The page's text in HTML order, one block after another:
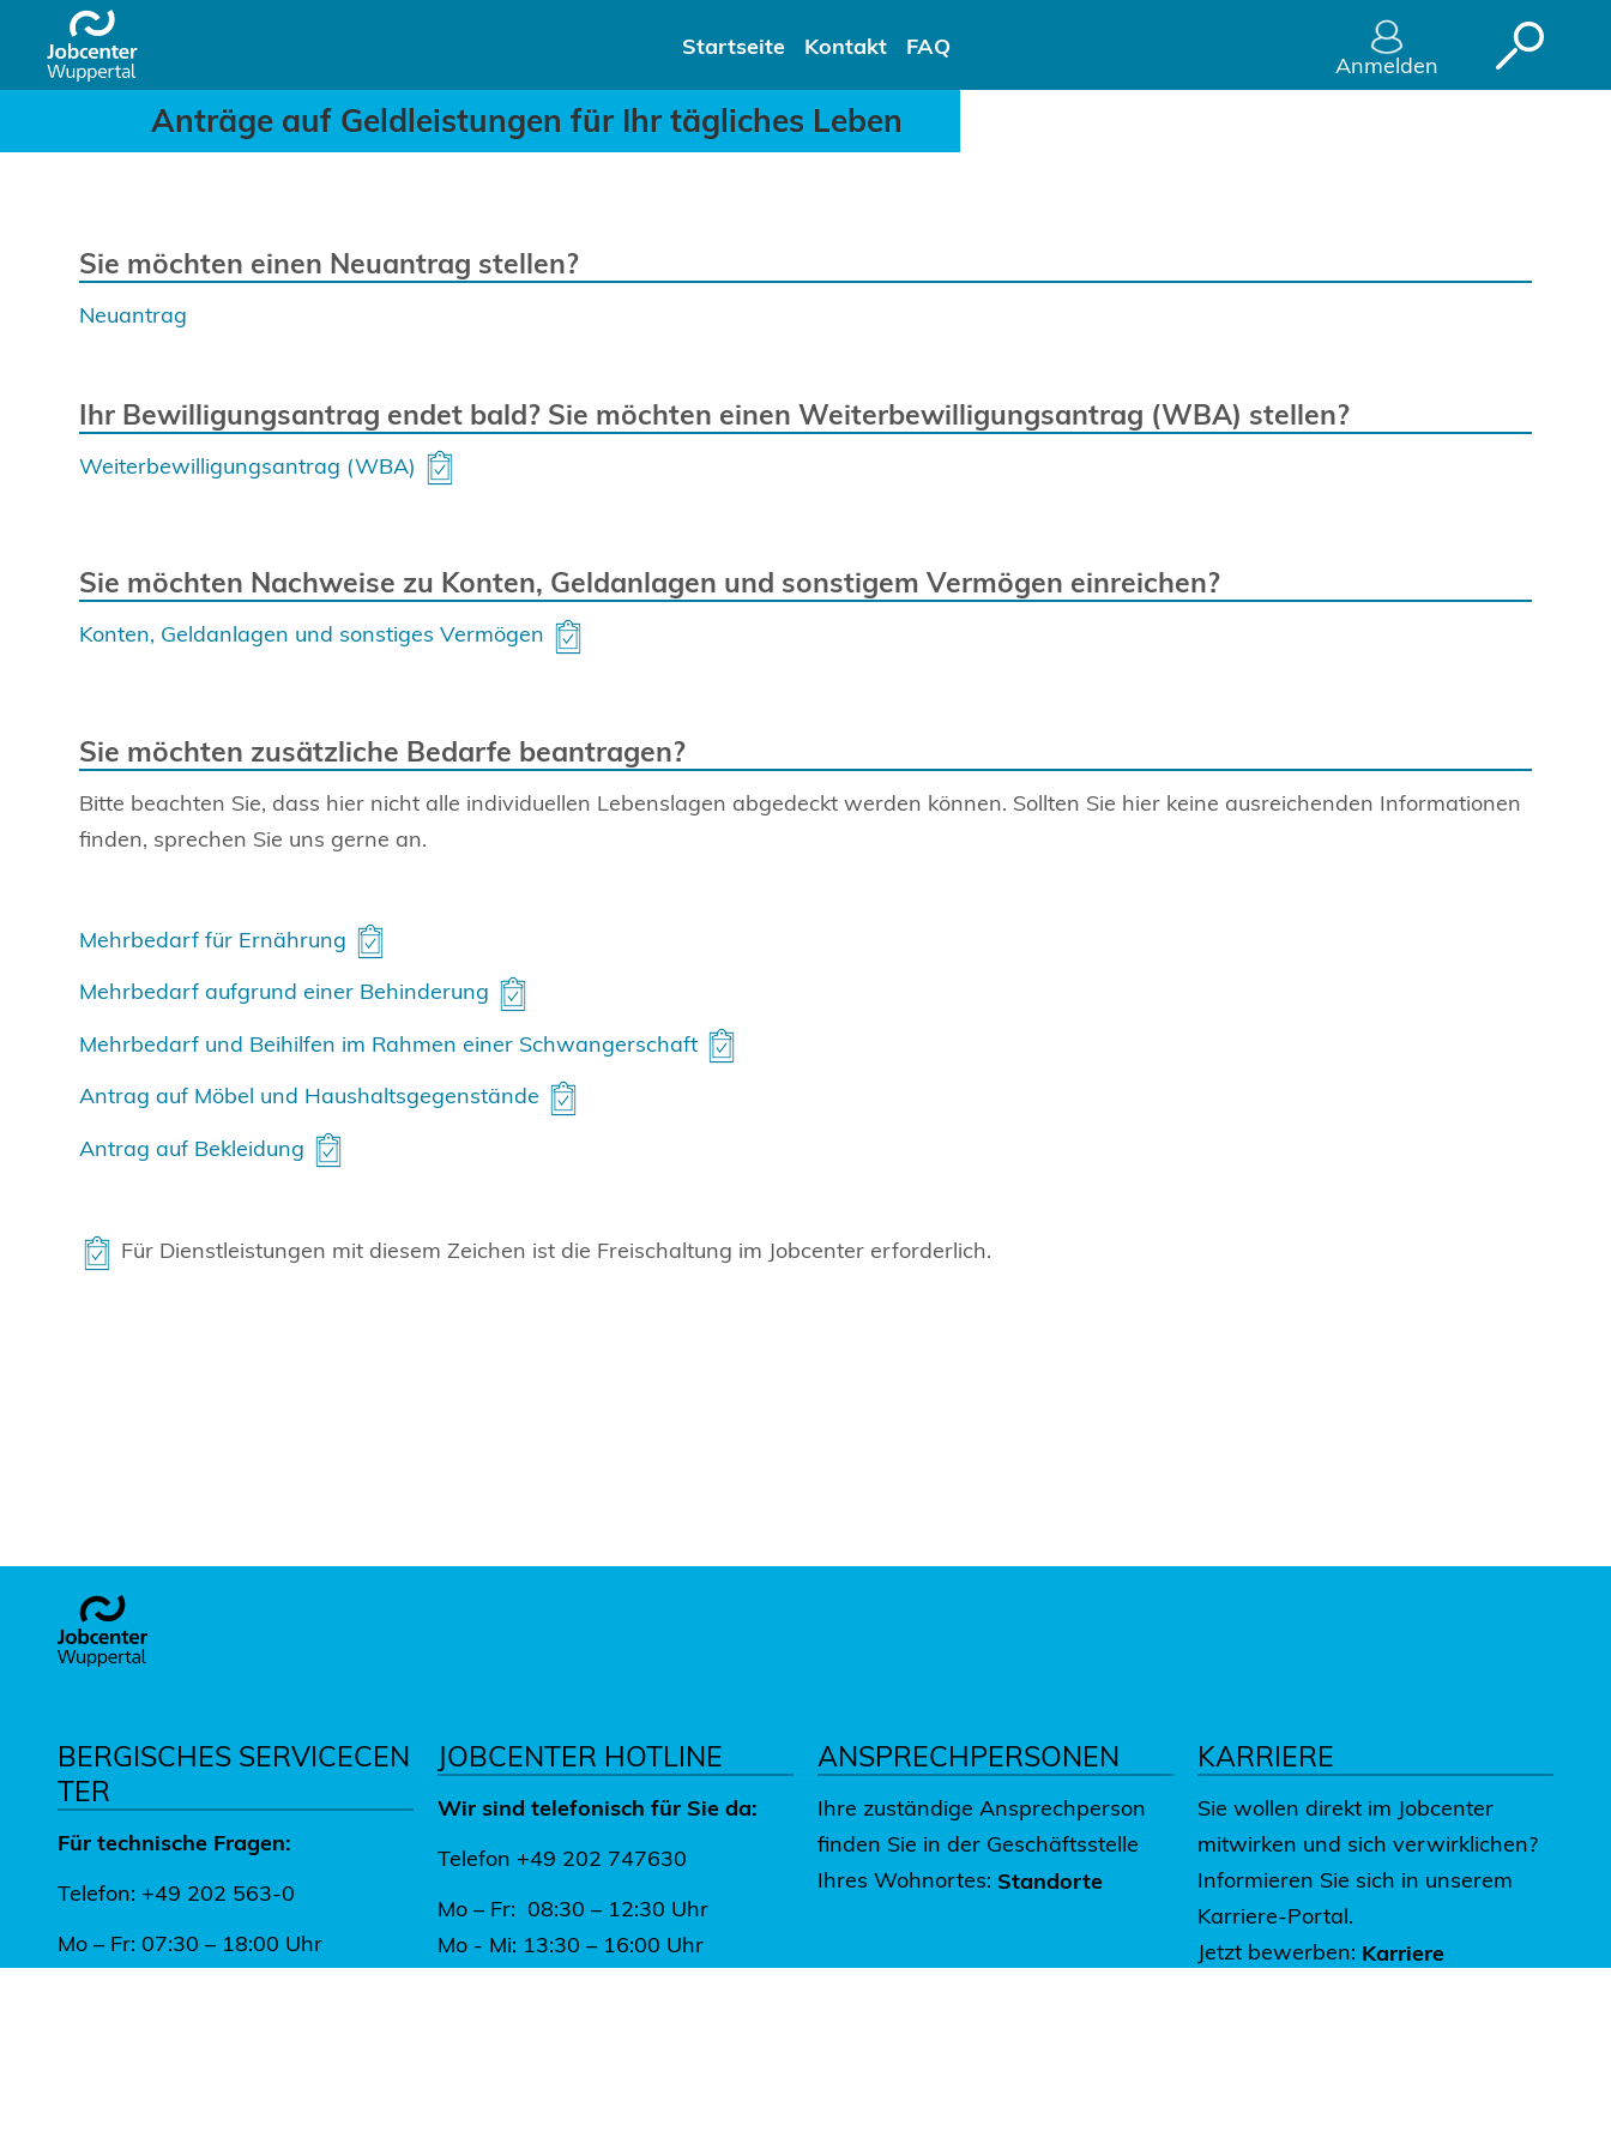
Zum Hauptinhalt springen
Anträge auf Geldleistungen für Ihr tägliches Leben - Serviceportal
Header
Startseite Kontakt FAQ
Anmelden
Anträge auf Geldleistungen für Ihr tägliches Leben
Sie möchten einen Neuantrag stellen?
Neuantrag
Ihr Bewilligungsantrag endet bald? Sie möchten einen Weiterbewilligungsantrag (WBA) stellen?
Weiterbewilligungsantrag (WBA)
Sie möchten Nachweise zu Konten, Geldanlagen und sonstigem Vermögen einreichen?
Konten, Geldanlagen und sonstiges Vermögen
Sie möchten zusätzliche Bedarfe beantragen?
Bitte beachten Sie, dass hier nicht alle individuellen Lebenslagen abgedeckt werden können. Sollten Sie hier keine ausreichenden Informationen
finden, sprechen Sie uns gerne an.
Mehrbedarf für Ernährung
Mehrbedarf aufgrund einer Behinderung
Mehrbedarf und Beihilfen im Rahmen einer Schwangerschaft
Antrag auf Möbel und Haushaltsgegenstände
Antrag auf Bekleidung
Für Dienstleistungen mit diesem Zeichen ist die Freischaltung im Jobcenter erforderlich.
Footer
BERGISCHES SERVICECEN
TER
Für technische Fragen:
Telefon: +49 202 563-0
Mo – Fr: 07:30 – 18:00 Uhr
JOBCENTER HOTLINE
Wir sind telefonisch für Sie da:
Telefon +49 202 747630
Mo – Fr: 08:30 – 12:30 Uhr
Mo - Mi: 13:30 – 16:00 Uhr
ANSPRECHPERSONEN
Ihre zuständige Ansprechperson
finden Sie in der Geschäftsstelle
Ihres Wohnortes: Standorte
KARRIERE
Sie wollen direkt im Jobcenter
mitwirken und sich verwirklichen?
Informieren Sie sich in unserem
Karriere-Portal.
Jetzt bewerben: Karriere